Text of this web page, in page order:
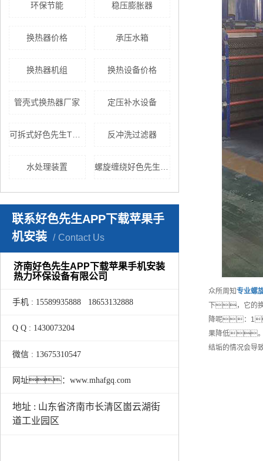
环保节能 稳压膨胀器
换热器价格 承压水箱
换热器机组 换热设备价格
管壳式换热器厂家 定压补水设备
反冲洗过滤器
水处理装置
联系好色先生APP下载苹果手
机安装
Contact Us
济南好色先生APP下载苹果手机安装
热力环保设备有限公司
手机 : 15589935888 18653132888
Q Q : 1430073204
微信 : 13675310547
网址：www.mhafgq.com
地址 : 山东省济南市长清区崮云湖街
道工业园区
众所周知专业螺
下，它的
降呢：
果降低。
结垢的情况会